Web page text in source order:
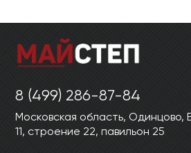
8 (499) 286-87-84
Московская область, Одинцово,
11, строение 22, павильон 25